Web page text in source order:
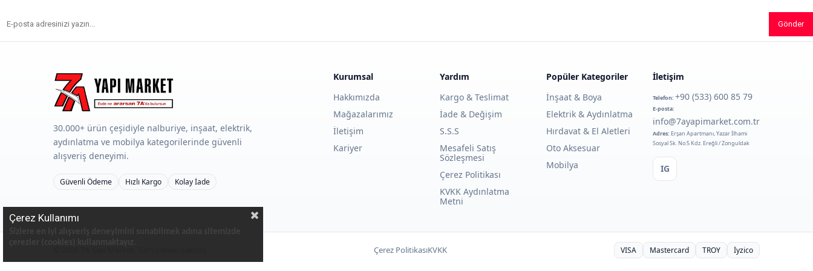
Gönder
30.000+ ürün çeşidiyle nalburiye, inşaat, elektrik,
aydınlatma ve mobilya kategorilerinde güvenli
alışveriş deneyimi.
Güvenli Ödeme Hızlı Kargo Kolay İade
Kurumsal
Hakkımızda
Mağazalarımız
İletişim
Kariyer
Yardım
Kargo & Teslimat
İade & Değişim
S.S.S
Mesafeli Satış
Sözleşmesi
Çerez Politikası
KVKK Aydınlatma
Metni
Popüler Kategoriler
İnşaat & Boya
Elektrik & Aydınlatma
Hırdavat & El Aletleri
Oto Aksesuar
Mobilya
İletişim
Telefon: +90 (533) 600 85 79
E-posta:
info@7ayapimarket.com.tr
Adres: Erşan Apartmanı, Yazar İlhami
Sosyal Sk. No:5 Kdz. Ereğli / Zonguldak
IG
2026 7A Yapı Market. Tüm hakları saklıdır. Çerez PolitikasıKVKK VISA Mastercard TROY İyzico
Çerez Kullanımı